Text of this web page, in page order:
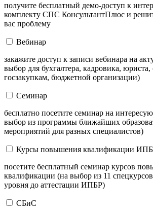
получите бесплатный демо-доступ к
комплекту СПС КонсультантПлюс и
вас проблему
Вебинар
закажите доступ к записи вебинара на
выбор для бухгалтера, кадровика,
госзакупкам, бюджетной организации)
Семинар
бесплатно посетите семинар на
выбор из программы ближайших
мероприятий для разных специалистов)
Курсы повышения квалификации
посетите бесплатный семинар курсов
квалификации (на выбор из 11
уровня до аттестации ИПБР)
СБиС